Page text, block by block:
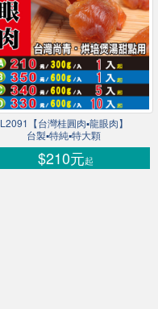
L2091【台灣桂圓肉▪龍眼肉】
台製▪特純▪特大顆
$210元起